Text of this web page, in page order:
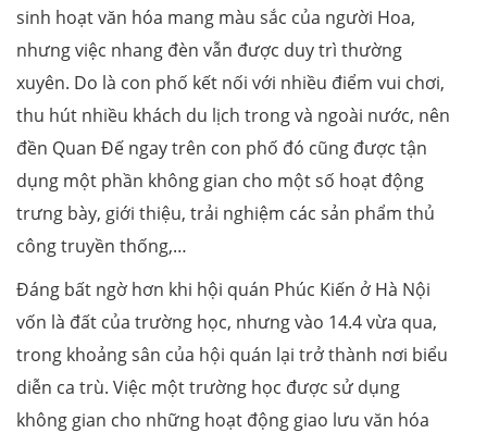
sinh hoạt văn hóa mang màu sắc của người Hoa,
nhưng việc nhang đèn vẫn được duy trì thường
xuyên. Do là con phố kết nối với nhiều điểm vui chơi,
thu hút nhiều khách du lịch trong và ngoài nước, nên
đền Quan Đế ngay trên con phố đó cũng được tận
dụng một phần không gian cho một số hoạt động
trưng bày, giới thiệu, trải nghiệm các sản phẩm thủ
công truyền thống,…
Đáng bất ngờ hơn khi hội quán Phúc Kiến ở Hà Nội
vốn là đất của trường học, nhưng vào 14.4 vừa qua,
trong khoảng sân của hội quán lại trở thành nơi biểu
diễn ca trù. Việc một trường học được sử dụng
không gian cho những hoạt động giao lưu văn hóa